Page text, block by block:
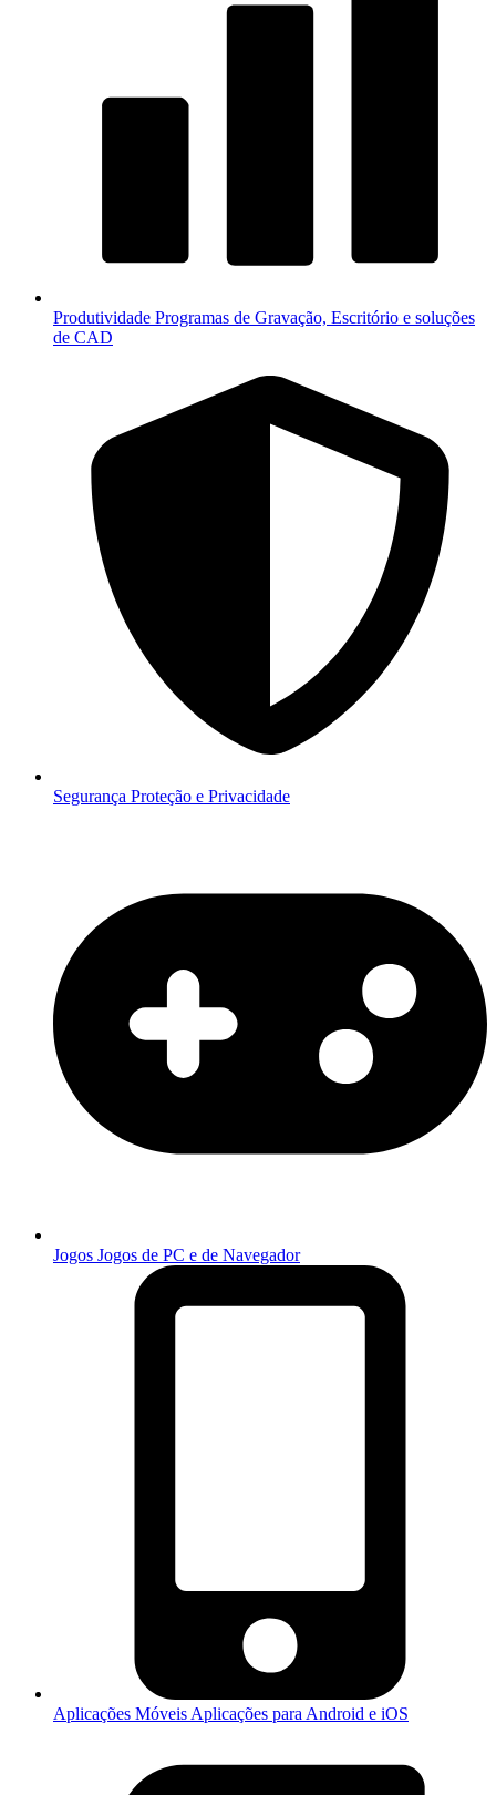
Produtividade Programas de Gravação, Escritório e soluções
de CAD
Segurança Proteção e Privacidade
Jogos Jogos de PC e de Navegador
Aplicações Móveis Aplicações para Android e iOS